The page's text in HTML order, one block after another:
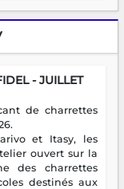
- JUILLET
de charrettes
et Itasy, les
ouvert sur la
des charrettes
destinés aux